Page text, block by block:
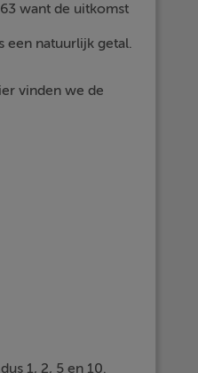
want de uitkomst
een natuurlijk getal.
vinden we de
1, 2, 5 en 10.